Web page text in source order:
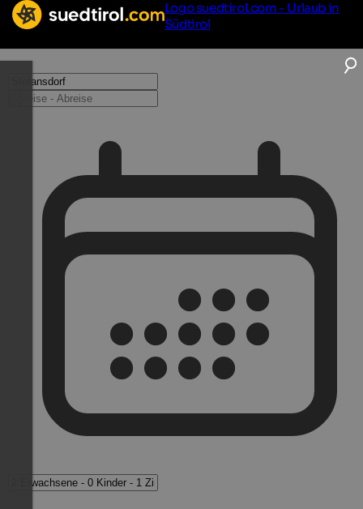
Logo suedtirol.com - Urlaub in
Südtirol